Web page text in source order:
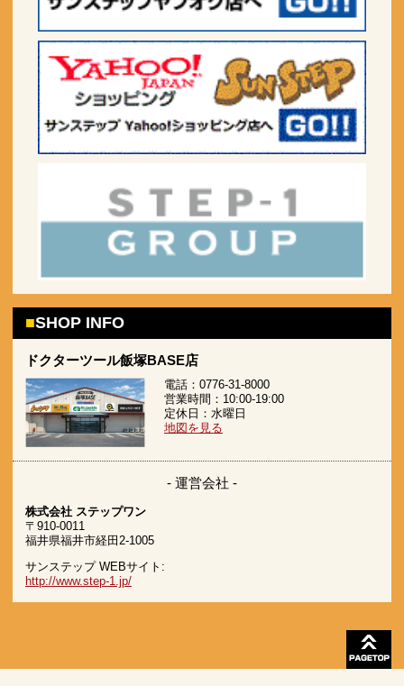
SHOP INFO
ドクターツール飯塚BASE店
電話：0776-31-8000
営業時間：10:00-19:00
定休日：水曜日
地図を見る
- 運営会社 -
株式会社 ステップワン
〒910-0011
福井県福井市経田2-1005
サンステップ WEBサイト:
http://www.step-1.jp/